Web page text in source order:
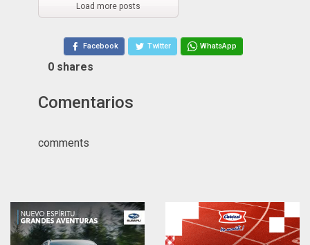
Load more posts
Facebook Twitter WhatsApp
0 shares
Comentarios
comments